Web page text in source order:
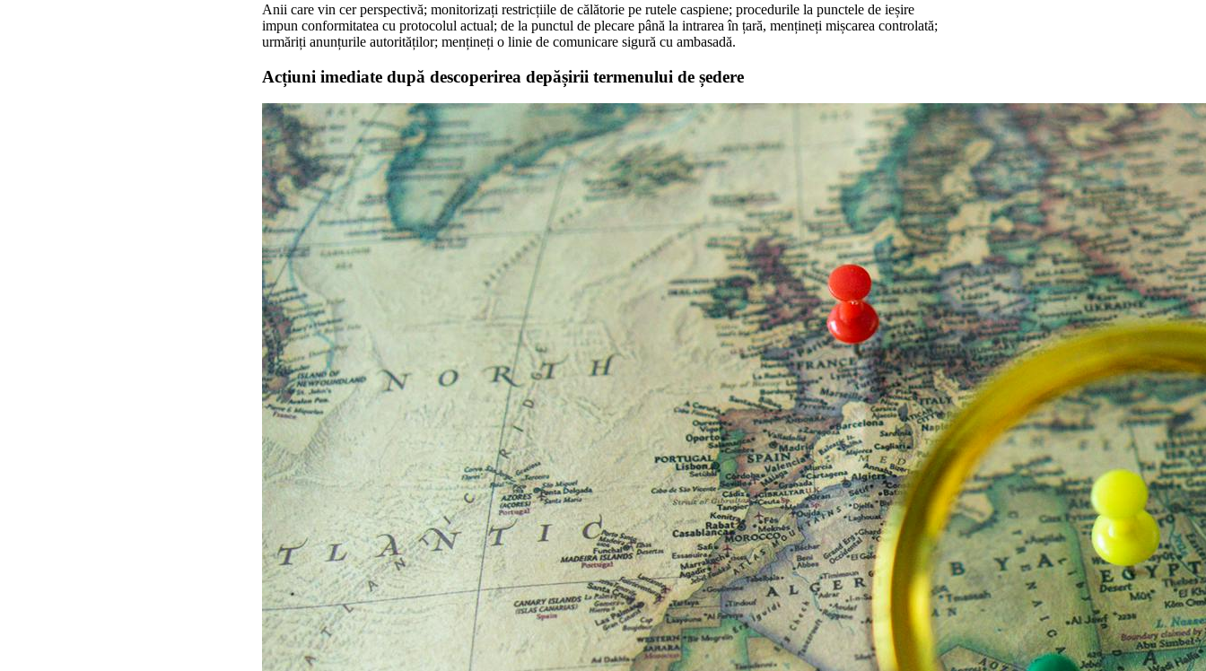
Anii care vin cer perspectivă; monitorizați restricțiile de călătorie pe rutele caspiene; procedurile la punctele de ieșire
impun conformitatea cu protocolul actual; de la punctul de plecare până la intrarea în țară, mențineți mișcarea controlată;
urmăriți anunțurile autorităților; mențineți o linie de comunicare sigură cu ambasadă.
Acțiuni imediate după descoperirea depășirii termenului de ședere